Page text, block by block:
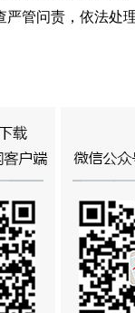
管问责，依法处